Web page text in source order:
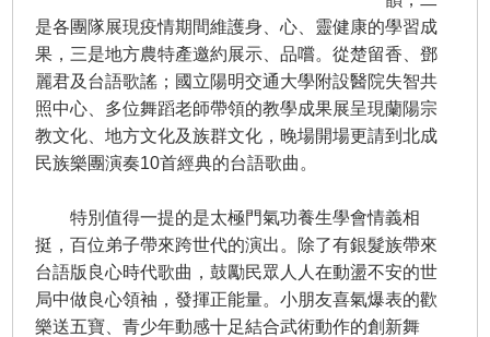
是各團隊展現疫情期間維護身、心、靈健康的學習成
果，三是地方農特產邀約展示、品嚐。從楚留香、鄧
麗君及台語歌謠；國立陽明交通大學附設醫院失智共
照中心、多位舞蹈老師帶領的教學成果展呈現蘭陽宗
教文化、地方文化及族群文化，晚場開場更請到北成
民族樂團演奏10首經典的台語歌曲。
特別值得一提的是太極門氣功養生學會情義相
挺，百位弟子帶來跨世代的演出。除了有銀髮族帶來
台語版良心時代歌曲，鼓勵民眾人人在動盪不安的世
局中做良心領袖，發揮正能量。小朋友喜氣爆表的歡
樂送五寶、青少年動感十足結合武術動作的創新舞